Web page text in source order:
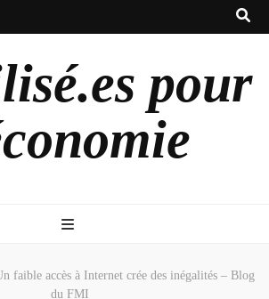
pour
faible accès à Internet crée des inégalités – Blog
du FMI